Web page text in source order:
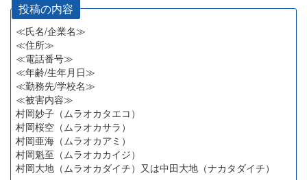
投稿の内容
≪氏名/企業名≫
≪住所≫
≪電話番号≫
≪年齢/生年月日≫
≪勤務先/学校名≫
≪被害内容≫
村岡妙子（ムラオカタエコ）
村岡桜空（ムラオカサラ）
村岡亜海（ムラオカアミ）
村岡魁至（ムラオカカイジ）
村岡大地（ムラオカダイチ）又は中田大地（ナカタダイチ）